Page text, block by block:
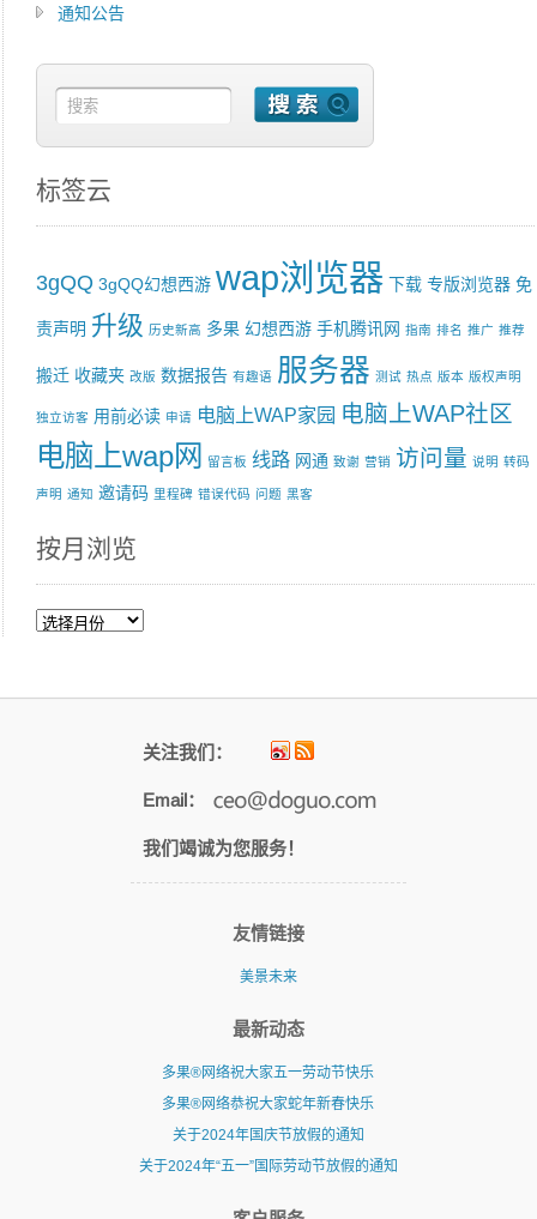
通知公告
标签云
3gQQ 3gQQ幻想西游 wap浏览器 下载 专版浏览器 免
责声明 升级 历史新高 多果 幻想西游 手机腾讯网 指南 排名 推广 推荐
搬迁 收藏夹 改版 数据报告 有趣语 服务器 测试 热点 版本 版权声明
独立访客 用前必读 申请 电脑上WAP家园 电脑上WAP社区
电脑上wap网 留言板 线路 网通 致谢 营销 访问量 说明 转码
声明 通知 邀请码 里程碑 错误代码 问题 黑客
按月浏览
按
览
关注我们：
Email：
我们竭诚为您服务！
友情链接
美景未来
最新动态
多果®网络祝大家五一劳动节快乐
多果®网络恭祝大家蛇年新春快乐
关于2024年国庆节放假的通知
关于2024年“五一”国际劳动节放假的通知